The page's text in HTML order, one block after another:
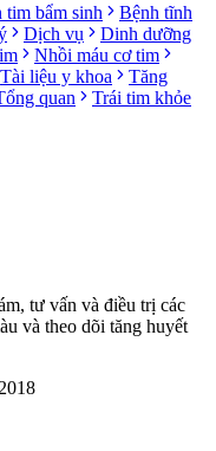
tim bẩm sinh
Bệnh tĩnh
Dịch vụ
Dinh dưỡng
Nhồi máu cơ tim
Tài liệu y khoa
Tăng
quan
Trái tim khỏe
tư vấn và điều trị các
và theo dõi tăng huyết